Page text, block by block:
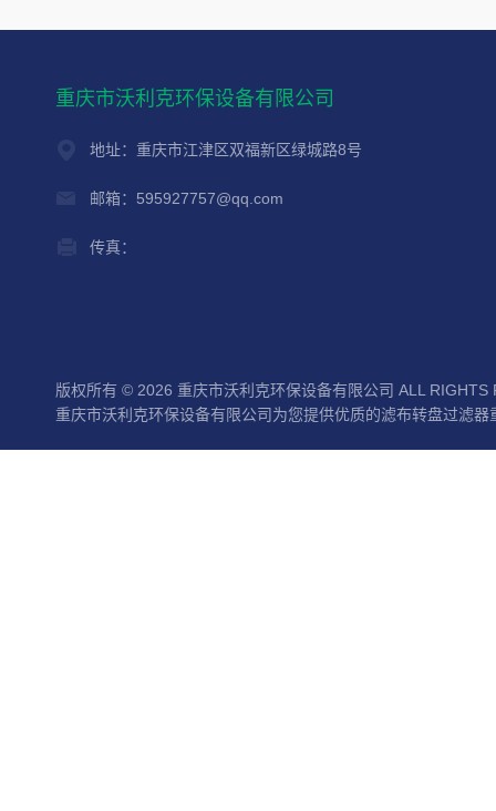
重庆市沃利克环保设备有限公司
地址：重庆市江津区双福新区绿城路8号
邮箱：595927757@qq.com
传真：
版权所有 © 2026 重庆市沃利克环保设备有限公司 ALL RIGHTS
重庆市沃利克环保设备有限公司为您提供优质的滤布转盘过滤